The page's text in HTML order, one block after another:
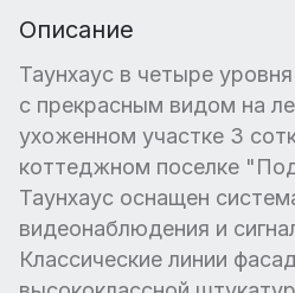
Описание
Таунхаус в четыре
с прекрасным видом на
ухоженном участке 3
коттеджном поселке
Таунхаус оснащен
видеонаблюдения и
Классические линии